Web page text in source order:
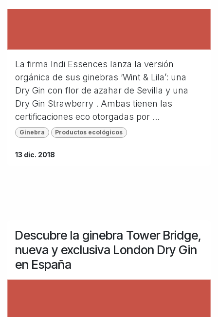
La firma Indi Essences lanza la versión
orgánica de sus ginebras ‘Wint & Lila’: una
Dry Gin con flor de azahar de Sevilla y una
Dry Gin Strawberry . Ambas tienen las
certificaciones eco otorgadas por ...
Ginebra Productos ecológicos
13 dic. 2018
Descubre la ginebra Tower Bridge,
nueva y exclusiva London Dry Gin
en España